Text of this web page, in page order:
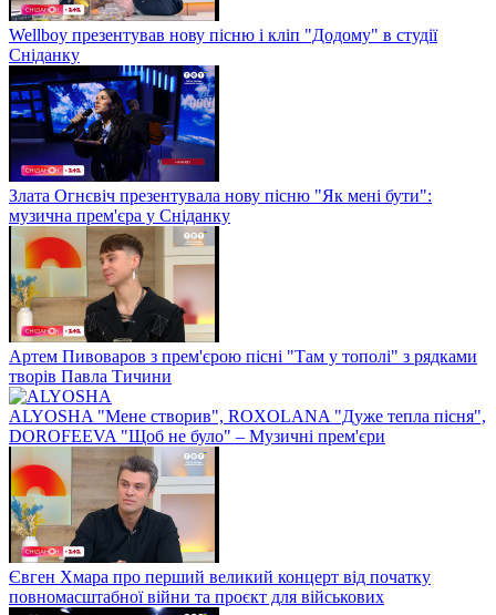
Wellboy презентував нову пісню і кліп "Додому" в студії
Сніданку
Злата Огнєвіч презентувала нову пісню "Як мені бути":
музична прем'єра у Сніданку
Артем Пивоваров з прем'єрою пісні "Там у тополі" з рядками
творів Павла Тичини
ALYOSHA "Мене створив", ROXOLANA "Дуже тепла пісня",
DOROFEEVA "Щоб не було" – Музичні прем'єри
Євген Хмара про перший великий концерт від початку
повномасштабної війни та проєкт для військових